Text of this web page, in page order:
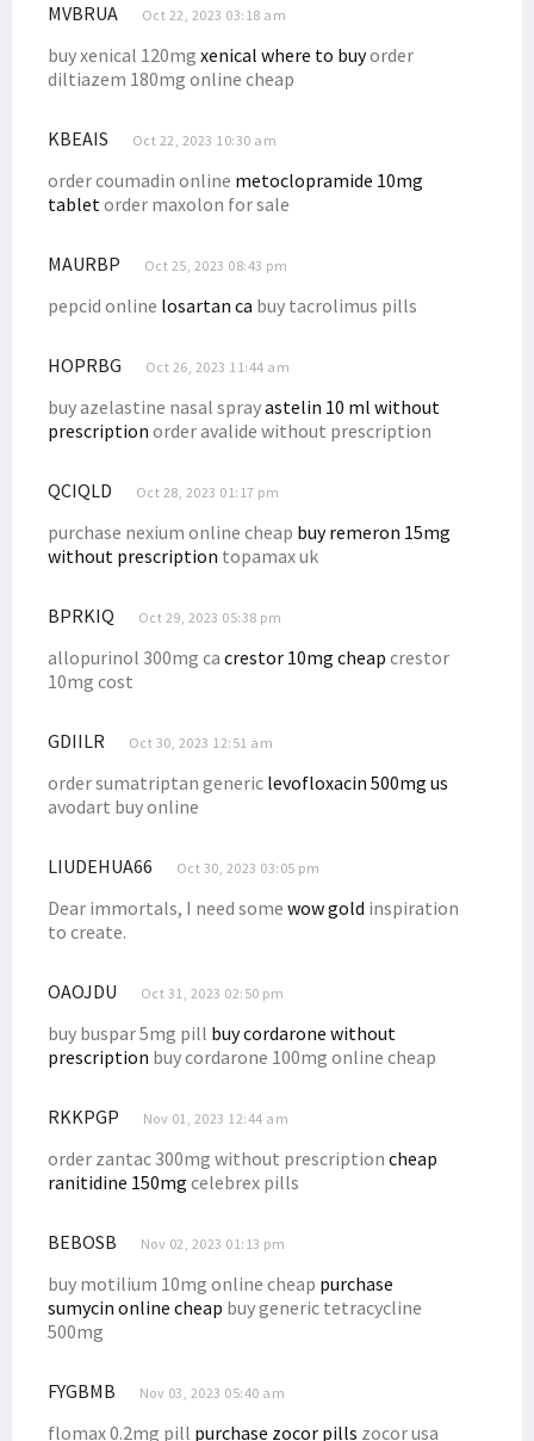
MVBRUA Oct 22, 2023 03:18 am
buy xenical 120mg xenical where to buyorder
diltiazem 180mg online cheap
KBEAIS Oct 22, 2023 10:30 am
order coumadin online metoclopramide 10mg
tabletorder maxolon for sale
MAURBP Oct 25, 2023 08:43 pm
pepcid online losartan ca buy tacrolimus pills
HOPRBG Oct 26, 2023 11:44 am
buy azelastine nasal sprayastelin 10 ml without
prescription order avalide without prescription
QCIQLD Oct 28, 2023 01:17 pm
purchase nexium online cheap buy remeron 15mg
without prescription topamax uk
BPRKIQ Oct 29, 2023 05:38 pm
allopurinol 300mg ca crestor 10mg cheap crestor
10mg cost
GDIILR Oct 30, 2023 12:51 am
order sumatriptan generic levofloxacin 500mg us
avodart buy online
LIUDEHUA66 Oct 30, 2023 03:05 pm
Dear immortals, I need some wow gold inspiration
to create.
OAOJDU Oct 31, 2023 02:50 pm
buy buspar 5mg pill buy cordarone without
prescription buy cordarone 100mg online cheap
RKKPGP Nov 01, 2023 12:44 am
order zantac 300mg without prescription cheap
ranitidine 150mg celebrex pills
BEBOSB Nov 02, 2023 01:13 pm
buy motilium 10mg online cheap purchase
sumycin online cheap buy generic tetracycline
500mg
FYGBMB Nov 03, 2023 05:40 am
flomax 0.2mg pill purchase zocor pills zocor usa